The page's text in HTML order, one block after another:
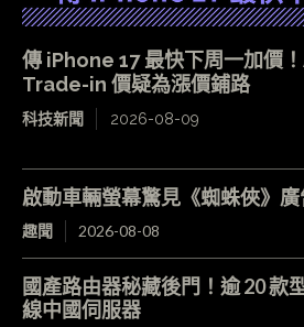
傳 iPhone 17 最快下周一加價
Trade-in 價疑為漲價鋪路
科技新聞 2026-08-09
啟動車輛螢幕驚見《蜘蛛俠》
趣聞 2026-08-08
國產路由器秘藏後門！逾 20 款
線中國伺服器